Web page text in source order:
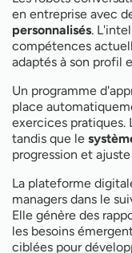
en entreprise avec
personnalisés.
compétences
adaptés à son profil
Un programme
place
exercices pratiques.
tandis que le
progression et
La plateforme
managers dans le
Elle génère des
les besoins
ciblées pour